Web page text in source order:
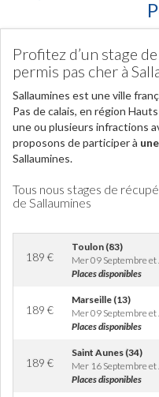
Profitez d’un stage
permis pas cher à
Sallaumines est une ville
Pas de calais, en région
une ou plusieurs infractions
proposons de participer à
Sallaumines.
Tous nous stages de
de Sallaumines
189 €
Toulon (83)
Mer 09 Septembre
Places disponibles
189 €
Marseille (13)
Mer 09 Septembre
Places disponibles
189 €
Saint Aunes (34)
Mer 16 Septembre
Places disponibles